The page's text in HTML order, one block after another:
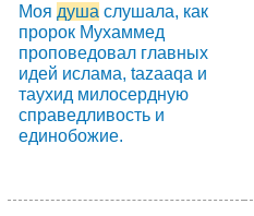
Моя душа слушала, как
пророк Мухаммед
проповедовал главных
идей ислама, tazaaqa и
таухид милосердную
справедливость и
единобожие.